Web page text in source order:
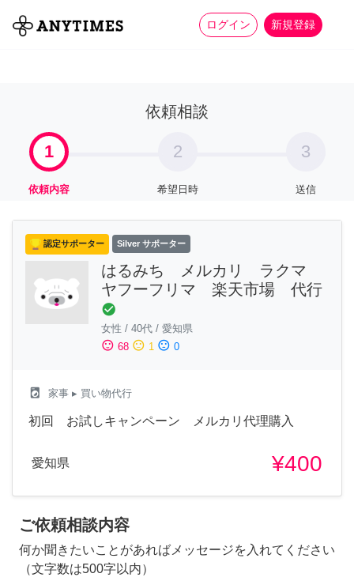
ログイン 新規登録
全て 家事 more_horiz
依頼相談
1
依頼内容
2
希望日時
3
送信
認定サポーター Silver サポーター
はるみち メルカリ ラクマ
ヤフーフリマ 楽天市場 代行
check_circle
女性 / 40代 / 愛知県
sentiment_satisfied 68 sentiment_neutral 1 sentiment_dissatisfied 0
local_laundry_service 家事 ▸ 買い物代行
初回 お試しキャンペーン メルカリ代理購入
愛知県 ¥400
ご依頼相談内容
何か聞きたいことがあればメッセージを入れてください
（文字数は500字以内）